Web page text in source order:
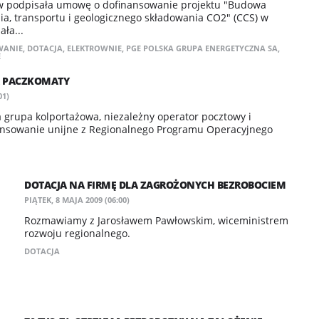
podpisała umowę o dofinansowanie projektu "Budowa
transportu i geologicznego składowania CO2" (CCS) w
, DOTACJA, ELEKTROWNIE, PGE POLSKA GRUPA ENERGETYCZNA SA,
PACZKOMATY
grupa kolportażowa, niezależny operator pocztowy i
unijne z Regionalnego Programu Operacyjnego
DOTACJA NA FIRMĘ DLA ZAGROŻONYCH BEZROBOCIEM
PIĄTEK, 8 MAJA 2009 (06:00)
Rozmawiamy z Jarosławem Pawłowskim, wiceministrem
rozwoju regionalnego.
DOTACJA